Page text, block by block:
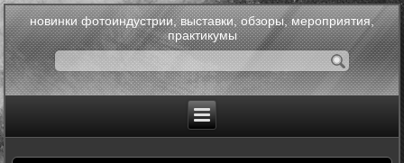
новинки фотоиндустрии, выставки, обзоры, мероприятия,
практикумы